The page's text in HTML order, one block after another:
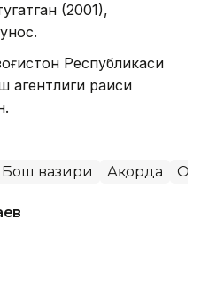
(2001),
Республикаси
агентлиги раиси
вазири Ақорда